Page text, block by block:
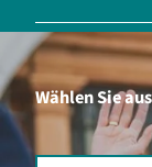
Wählen Sie